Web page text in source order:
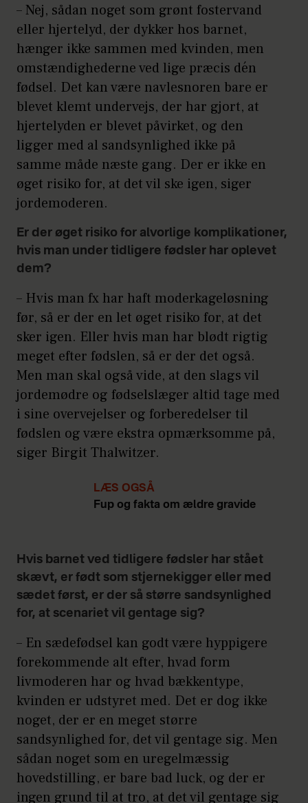
– Nej, sådan noget som grønt fostervand
eller hjertelyd, der dykker hos barnet,
hænger ikke sammen med kvinden, men
omstændighederne ved lige præcis dén
fødsel. Det kan være navlesnoren bare er
blevet klemt undervejs, der har gjort, at
hjertelyden er blevet påvirket, og den
ligger med al sandsynlighed ikke på
samme måde næste gang. Der er ikke en
øget risiko for, at det vil ske igen, siger
jordemoderen.
Er der øget risiko for alvorlige komplikationer,
hvis man under tidligere fødsler har oplevet
dem?
– Hvis man fx har haft moderkageløsning
før, så er der en let øget risiko for, at det
sker igen. Eller hvis man har blødt rigtig
meget efter fødslen, så er der det også.
Men man skal også vide, at den slags vil
jordemødre og fødselslæger altid tage med
i sine overvejelser og forberedelser til
fødslen og være ekstra opmærksomme på,
siger Birgit Thalwitzer.
LÆS OGSÅ
Fup og fakta om ældre gravide
Hvis barnet ved tidligere fødsler har stået
skævt, er født som stjernekigger eller med
sædet først, er der så større sandsynlighed
for, at scenariet vil gentage sig?
– En sædefødsel kan godt være hyppigere
forekommende alt efter, hvad form
livmoderen har og hvad bækkentype,
kvinden er udstyret med. Det er dog ikke
noget, der er en meget større
sandsynlighed for, det vil gentage sig. Men
sådan noget som en uregelmæssig
hovedstilling, er bare bad luck, og der er
ingen grund til at tro, at det vil gentage sig